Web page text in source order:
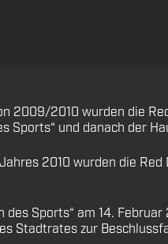
2009/2010 wurden die
Sports“ und danach der
2010 wurden die
des Sports“ am 14.
Stadtrates zur